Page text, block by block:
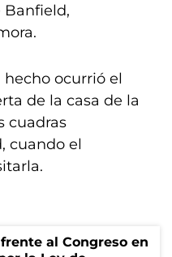
Banfield,
hecho ocurrió el
de la casa de la
cuadras
cuando el
al Congreso en